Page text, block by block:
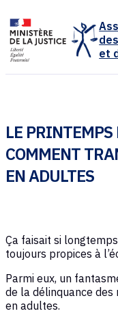
et
LE PRINTEMPS
COMMENT
EN ADULTES
Ça faisait si
toujours propices à
Parmi eux, un
de la délinquance
en adultes.